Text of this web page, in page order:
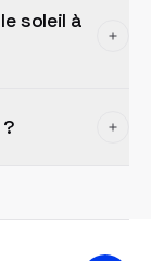
soleil à